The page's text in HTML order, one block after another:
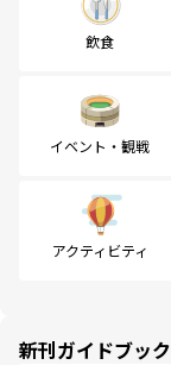
飲食
イベント・観戦
アクティビティ
新刊ガイドブック